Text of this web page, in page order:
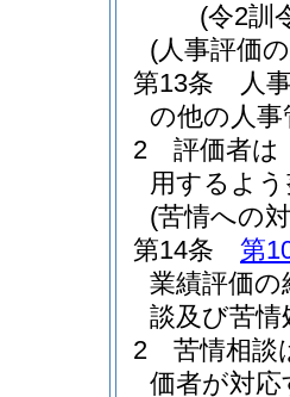
(令2訓
(人事評価
第13条
人
の他の人
2
評価者は
用するよ
(苦情への
第14条
第
業績評価
談及び苦
2
苦情相談
価者が対応